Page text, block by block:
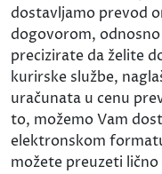
dostavljamo prevod
dogovorom,
precizirate da želite
kurirske službe,
uračunata u cenu
to, možemo Vam
elektronskom
možete preuzeti